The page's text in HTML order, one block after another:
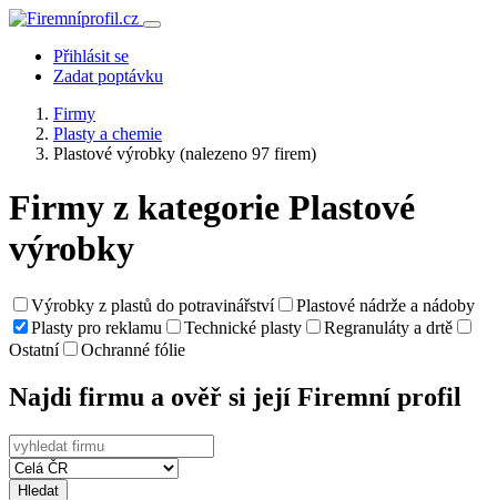
Přihlásit se
Zadat poptávku
Firmy
Plasty a chemie
Plastové výrobky (nalezeno 97 firem)
Firmy z kategorie Plastové
výrobky
Výrobky z plastů do potravinářství
Plastové nádrže a nádoby
Plasty pro reklamu
Technické plasty
Regranuláty a drtě
Ostatní
Ochranné fólie
Najdi firmu a ověř si její Firemní profil
Hledat